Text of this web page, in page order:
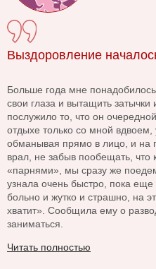
Выздоровление
Больше года мне
свои глаза и вытащить
послужило то, что он
отдыхе только со мной
обманывая прямо в лицо, и на
врал, не забыв пообещать, что
«парнями», мы сразу же
узнала очень быстро, пока
больно и жутко и страшно, на
хватит». Сообщила ему о
заниматься.
Читать полностью